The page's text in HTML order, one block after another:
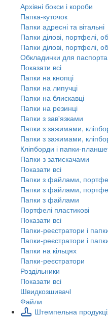
Архівні бокси і короби
Папка-куточок
Папки адресні та вітальні
Папки ділові, портфелі,
Папки ділові, портфелі,
Обкладинки для паспорта
Показати всі
Папки на кнопці
Папки на липучці
Папки на блискавці
Папки на резинці
Папки з зав'язками
Папки з зажимами,
Папки з зажимами,
Кліпборди і папки-
Папки з затискачами
Показати всі
Папки з файлами,
Папки з файлами,
Папки з файлами
Портфелі пластикові
Показати всі
Папки-реєстратори і
Папки-реєстратори і
Папки на кільцях
Папки-реєстратори
Роздільники
Показати всі
Швидкозшивачi
Файли
Штемпельна